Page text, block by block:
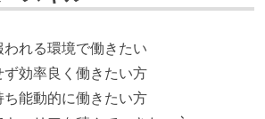
れる環境で働きたい
効率良く働きたい方
能動的に働きたい方